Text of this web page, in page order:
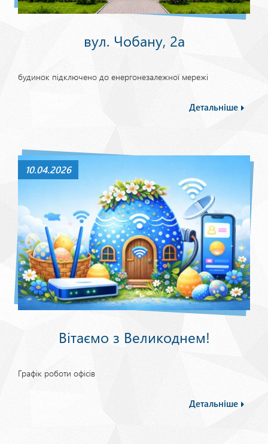
вул. Чобану, 2а
будинок підключено до енергонезалежної мережі
Детальніше
10.04.2026
Вітаємо з Великоднем!
Графік роботи офісів
Детальніше